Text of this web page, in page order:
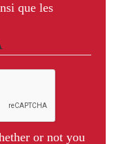
que les
or not you